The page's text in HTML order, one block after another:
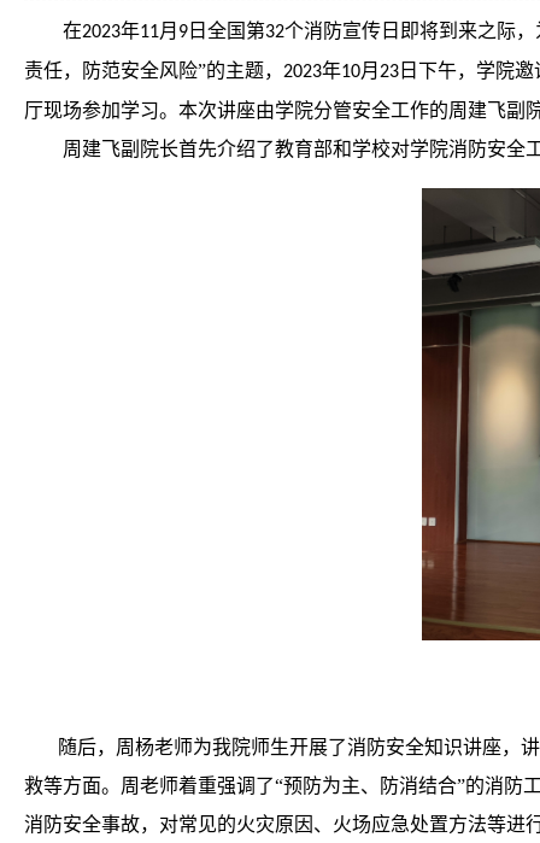
在2023年11月 9 日全国第32个消防宣传日即将到来之际
责任，防范安全风险”的主题， 2023年10月 23 日下午，学院
厅现场参加学习。本次讲座由学院分管安全工作的周建飞副
周建飞副院长首先介绍了教育部和学校对学院消防安
随后，周杨老师为我院师生开展了消防安全知识讲座，
救等方面。周老师着重强调了“预防为主、防消结合”的消
消防安全事故，对常见的火灾原因、火场应急处置方法等